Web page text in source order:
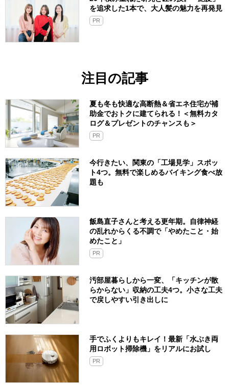
を追求した1本で、大人髪の魅力を再発見
PR
注目の記事
夏も冬も快適な高断熱＆省エネ住宅が補
助金でおトクに建てられる！＜無料カタ
ログ＆プレゼントのチャンスも＞
PR
今行きたい、関東の「工場見学」スポッ
ト4つ。無料で楽しめるバイキング食べ放
題も
飯島直子さんと考える更年期。自律神経
の乱れからくる不調で「やめたこと・始
めたこと」
PR
汚部屋暮らしから一変、「キッチンが散
らからない」収納の工夫4つ。小さな工夫
で戻しやすい引き出しに
手でふくよりもキレイ！最新「水ぶき両
用ロボット掃除機」をリアルにお試し
PR